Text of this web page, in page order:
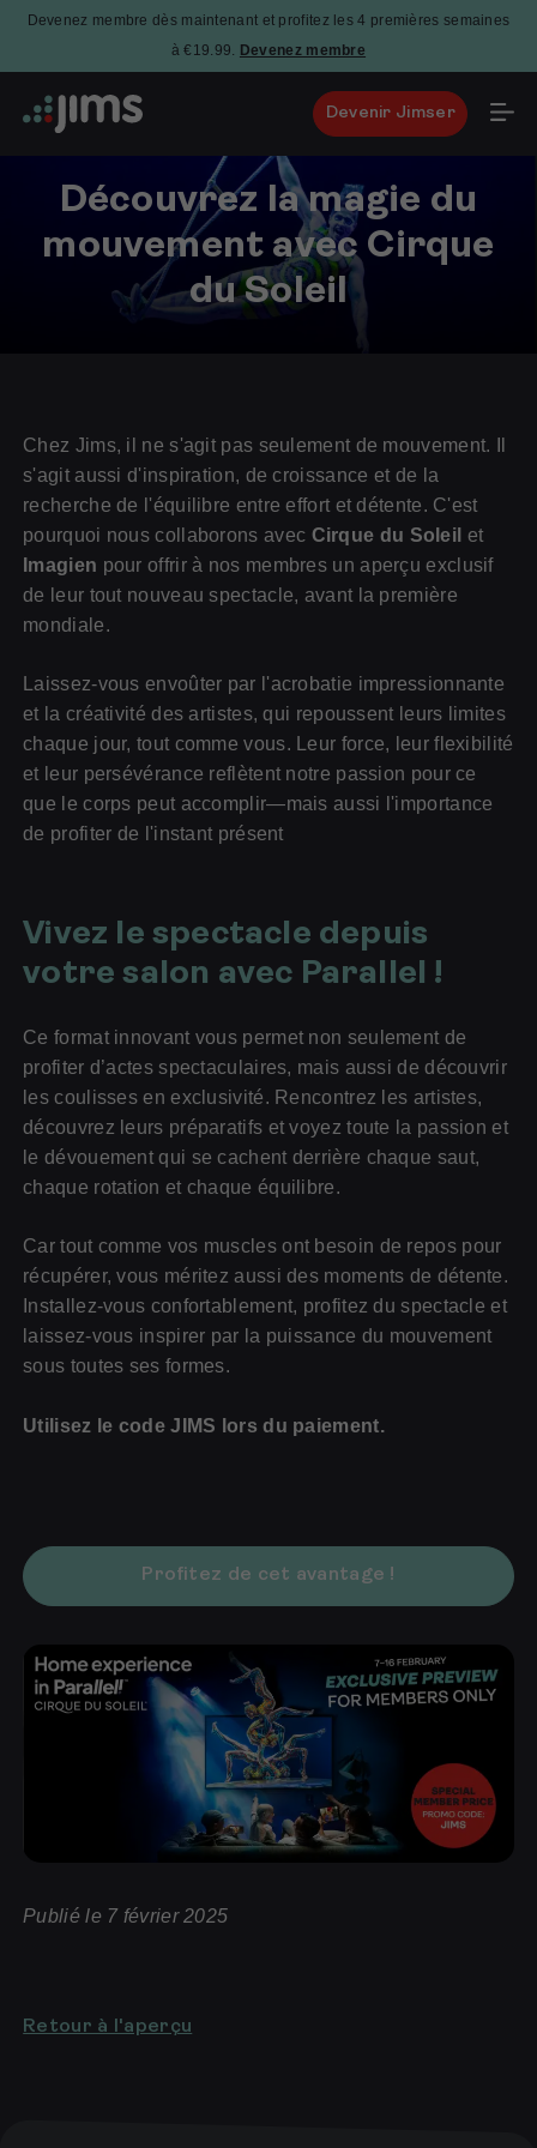
Devenez membre dès maintenant et profitez les 4 premières semaines
à €19.99. Devenez membre
Devenir Jimser
Découvrez la magie du
mouvement avec Cirque
du Soleil
Chez Jims, il ne s'agit pas seulement de mouvement. Il
s'agit aussi d'inspiration, de croissance et de la
recherche de l'équilibre entre effort et détente. C'est
pourquoi nous collaborons avec Cirque du Soleil et
Imagien pour offrir à nos membres un aperçu exclusif
de leur tout nouveau spectacle, avant la première
mondiale.
Laissez-vous envoûter par l'acrobatie impressionnante
et la créativité des artistes, qui repoussent leurs limites
chaque jour, tout comme vous. Leur force, leur flexibilité
et leur persévérance reflètent notre passion pour ce
que le corps peut accomplir—mais aussi l'importance
de profiter de l'instant présent
Vivez le spectacle depuis
votre salon avec Parallel !
Ce format innovant vous permet non seulement de
profiter d’actes spectaculaires, mais aussi de découvrir
les coulisses en exclusivité. Rencontrez les artistes,
découvrez leurs préparatifs et voyez toute la passion et
le dévouement qui se cachent derrière chaque saut,
chaque rotation et chaque équilibre.
Car tout comme vos muscles ont besoin de repos pour
récupérer, vous méritez aussi des moments de détente.
Installez-vous confortablement, profitez du spectacle et
laissez-vous inspirer par la puissance du mouvement
sous toutes ses formes.
Utilisez le code JIMS lors du paiement.
Profitez de cet avantage !
Publié le 7 février 2025
Retour à l'aperçu
pour les sportifs
pour les entreprises
Pour les (futurs) professionnels